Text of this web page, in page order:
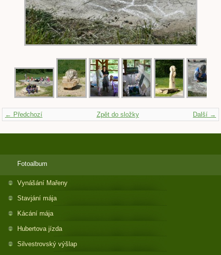
← Předchozí Další →
Zpět do složky
Fotoalbum
Vynášání Mařeny
Stavjání mája
Kácání mája
Hubertova jízda
Silvestrovský výšlap